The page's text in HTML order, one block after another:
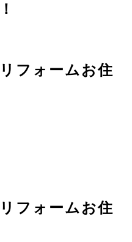
フォームお住
フォームお住